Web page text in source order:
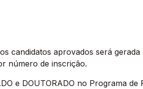
candidatos aprovados será
número de inscrição.
e DOUTORADO no Programa